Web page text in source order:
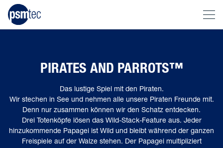
PIRATES AND PARROTS™
Das lustige Spiel mit den Piraten.
Wir stechen in See und nehmen alle unsere Piraten Freunde mit.
Denn nur zusammen können wir den Schatz entdecken.
Drei Totenköpfe lösen das Wild-Stack-Feature aus. Jeder
hinzukommende Papagei ist Wild und bleibt während der ganzen
Freispiele auf der Walze stehen. Der Papagei multipliziert